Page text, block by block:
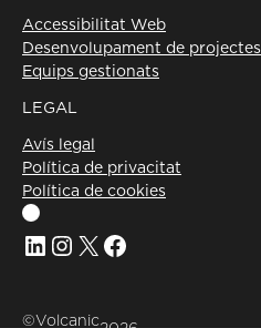
Accessibilitat Web
Desenvolupament de projectes
Equips gestionats
LEGAL
Avís legal
Política de privacitat
Política de cookies
Linkedin
Instagram
X Facebook
©Volcanic